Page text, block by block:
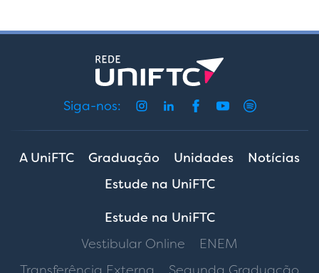
Siga-nos:
A UniFTC Graduação Unidades
Notícias
Estude na UniFTC
Estude na UniFTC
Vestibular Online
ENEM